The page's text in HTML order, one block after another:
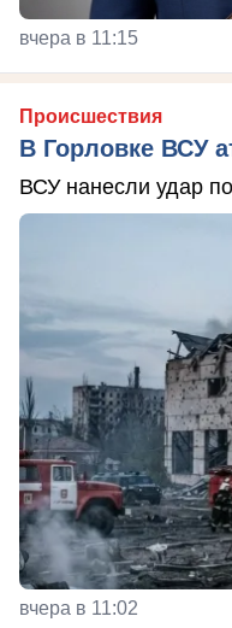
вчера в 11:15
Происшествия
В Горловке ВСУ
ВСУ нанесли удар
вчера в 11:02